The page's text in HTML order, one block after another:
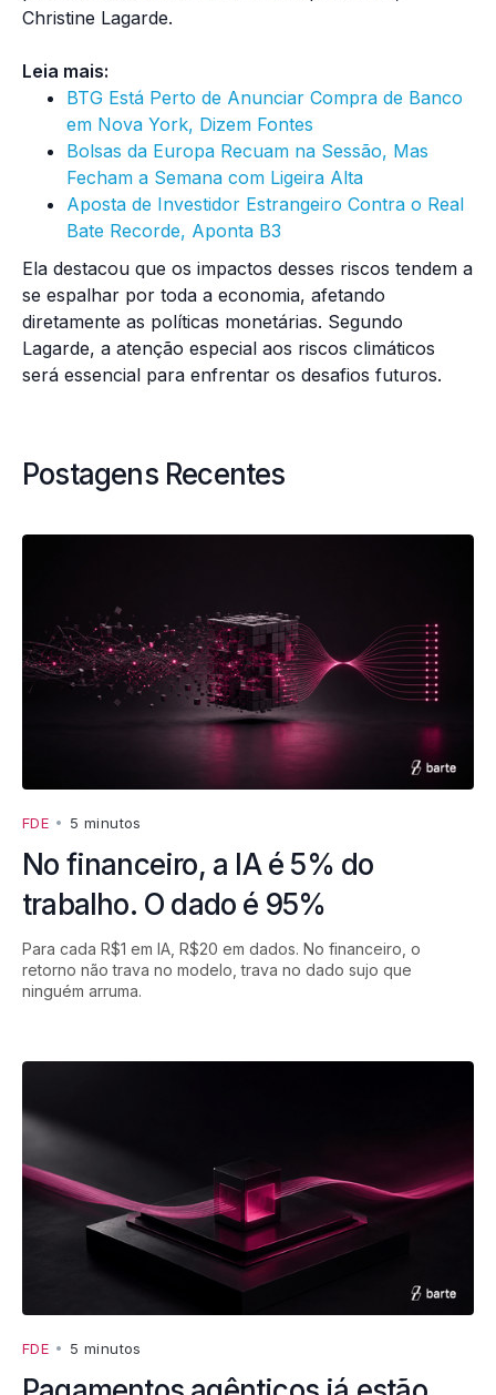
Christine Lagarde.
Leia mais:
BTG Está Perto de Anunciar Compra de Banco
em Nova York, Dizem Fontes
Bolsas da Europa Recuam na Sessão, Mas
Fecham a Semana com Ligeira Alta
Aposta de Investidor Estrangeiro Contra o Real
Bate Recorde, Aponta B3
Ela destacou que os impactos desses riscos tendem a
se espalhar por toda a economia, afetando
diretamente as políticas monetárias. Segundo
Lagarde, a atenção especial aos riscos climáticos
será essencial para enfrentar os desafios futuros.
Postagens Recentes
FDE • 5 minutos
No financeiro, a IA é 5% do
trabalho. O dado é 95%
Para cada R$1 em IA, R$20 em dados. No financeiro, o
retorno não trava no modelo, trava no dado sujo que
ninguém arruma.
FDE • 5 minutos